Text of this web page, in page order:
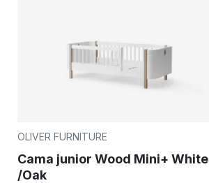
OLIVER FURNITURE
Cama junior Wood Mini+ White
/Oak